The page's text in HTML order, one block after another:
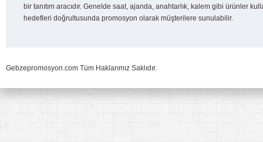
bir tanıtım aracıdır. Genelde saat, ajanda, anahtarlık, kalem gibi ürünler
hedefleri doğrultusunda promosyon olarak müşterilere sunulabilir.
Gebzepromosyon.com Tüm Haklarımız Saklıdır.